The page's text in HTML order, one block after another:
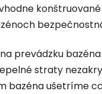
prevádzku bazéna
straty
bazéna ušetríme